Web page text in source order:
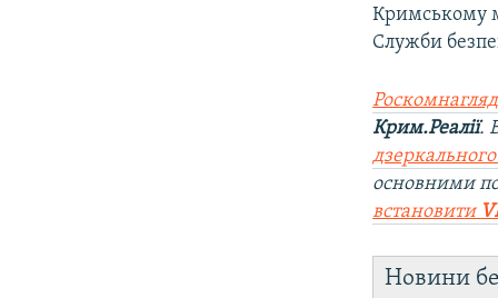
Кримському
Служби
Крим.Реалії.
основними
встановити
Новини